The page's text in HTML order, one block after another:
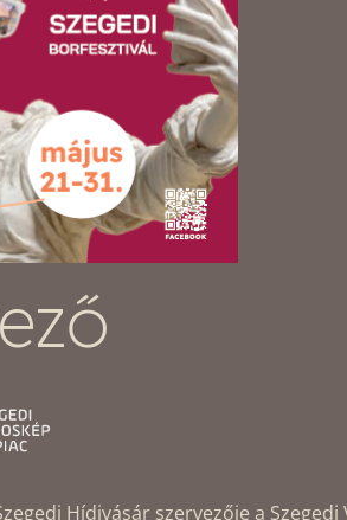
Hídivásár szervezője a Szegedi